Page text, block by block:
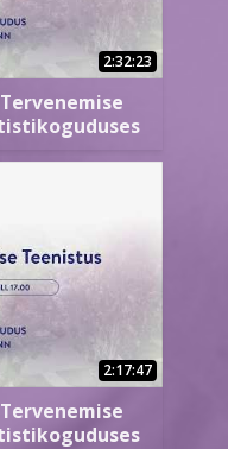
2:32:23
2:17:47